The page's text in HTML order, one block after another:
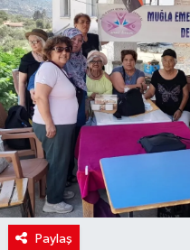
Paylaş
Yaşam